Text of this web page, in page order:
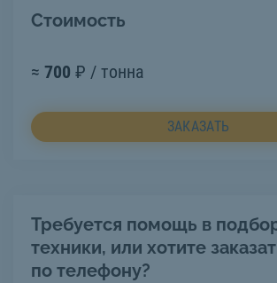
Стоимость
≈ 700 ₽ / тонна
ЗАКАЗАТЬ
Требуется помощь в
техники, или хотите
по телефону?